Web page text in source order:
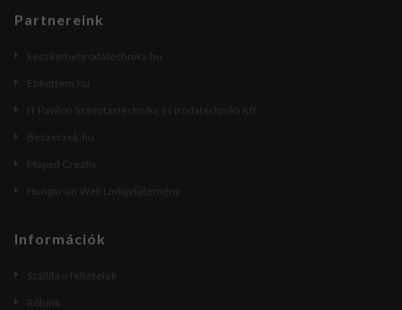
Partnereink
kecskemetirodatechnika.hu
Etikettem.hu
IT Pavilon Számítástechnika és Irodatechnika Kft.
Beszerzek.hu
Maped Creativ
Hungarian Web Linkgyűjtemény
Információk
Szállítási feltételek
Rólunk